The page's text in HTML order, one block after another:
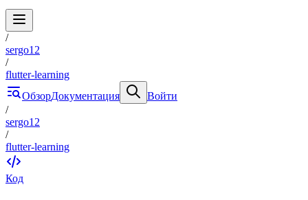
/
sergo12
/
flutter-learning
ОбзорДокументация
Войти
/
sergo12
/
flutter-learning
Код